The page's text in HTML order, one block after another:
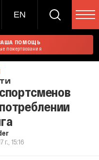
EN
ПОМОЩЬ
пожертвования
г., 15:16